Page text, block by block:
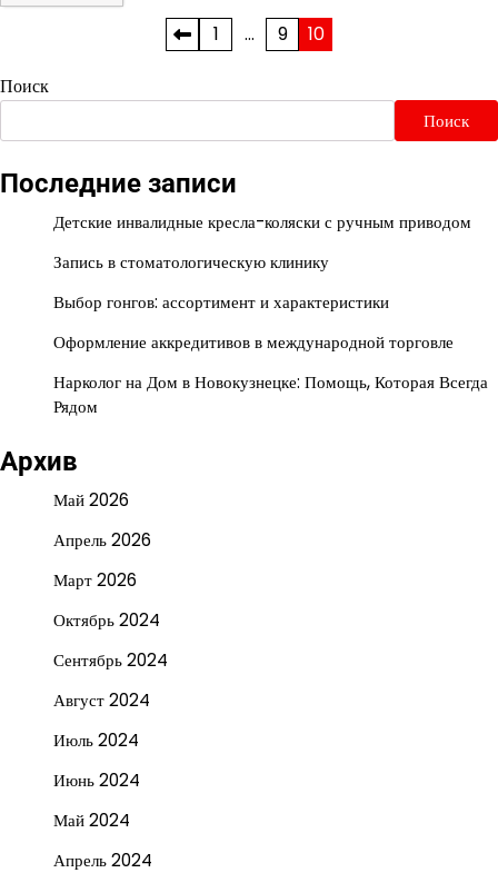
записей
1 … 9 10
Поиск
Поиск
Последние записи
Детские инвалидные кресла-коляски с ручным приводом
Запись в стоматологическую клинику
Выбор гонгов: ассортимент и характеристики
Оформление аккредитивов в международной торговле
Нарколог на Дом в Новокузнецке: Помощь, Которая Всегда
Рядом
Архив
Май 2026
Апрель 2026
Март 2026
Октябрь 2024
Сентябрь 2024
Август 2024
Июль 2024
Июнь 2024
Май 2024
Апрель 2024